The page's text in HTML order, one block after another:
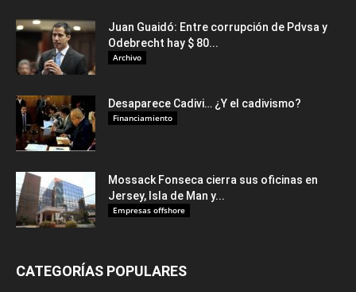
Juan Guaidó: Entre corrupción de Pdvsa y
Odebrecht hay $ 80...
Archivo
Desaparece Cadivi… ¿Y el cadivismo?
Financiamiento
Mossack Fonseca cierra sus oficinas en
Jersey, Isla de Man y...
Empresas offshore
CATEGORÍAS POPULARES